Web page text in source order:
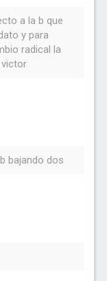
a la b que
y para
radical la
victor
bajando dos